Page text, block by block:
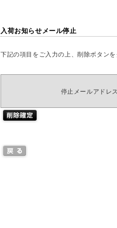
入荷お知らせメール停止
下記の項目をご入力の上、削除ボタン
停止メールアドレス